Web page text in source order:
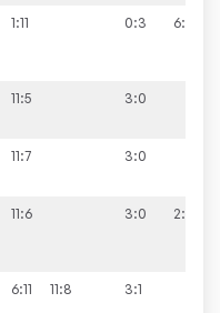
1:11 0:3 6:8
11:5 3:0
11:7 3:0
11:6 3:0 2:8
6:11 11:8 3:1